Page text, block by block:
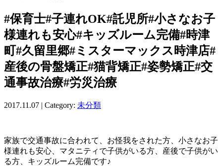
#保育士#子連れOK#託児所#小さなお子
様連れも安心#キッズルーム完備#時津
町#久留里郷#ミスターマックス時津店#
産後の骨盤矯正#猫背矯正#姿勢矯正#交
通事故治療#労災治療
2017.11.07 | Category: 未分類
家族で交通事故に合われて、お怪我をされた方、小さなお子
様連れも安心、マタニティで子供がいる方、産後で子供がい
る方、キッズルーム完備です♪